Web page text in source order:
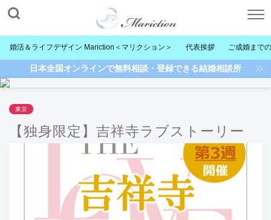
婚活＆ライフデザイン Mariction＜マリクション＞ 代表挨拶 ご成婚まで
日本全国オンラインで無料相談・登録できる結婚相談所
東京
【独身限定】吉祥寺ラブストーリー